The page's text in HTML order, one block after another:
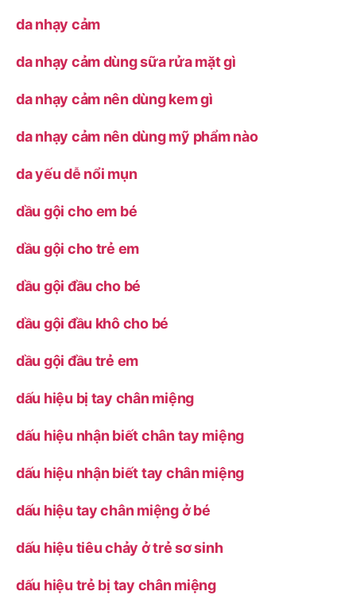
da nhạy cảm
da nhạy cảm dùng sữa rửa mặt gì
da nhạy cảm nên dùng kem gì
da nhạy cảm nên dùng mỹ phẩm nào
da yếu dễ nổi mụn
dầu gội cho em bé
dầu gội cho trẻ em
dầu gội đầu cho bé
dầu gội đầu khô cho bé
dầu gội đầu trẻ em
dấu hiệu bị tay chân miệng
dấu hiệu nhận biết chân tay miệng
dấu hiệu nhận biết tay chân miệng
dấu hiệu tay chân miệng ở bé
dấu hiệu tiêu chảy ở trẻ sơ sinh
dấu hiệu trẻ bị tay chân miệng